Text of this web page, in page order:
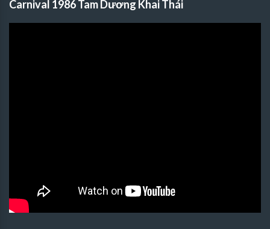
Carnival 1986 Tam Dương Khai Thái